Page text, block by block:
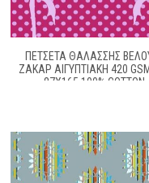
ΠΕΤΣΕΤΑ ΘΑΛΑΣΣΗΣ
ΖΑΚΆΡ ΑΙΓΥΠΤΙΑΚΉ 420
87X165 100% COTTON